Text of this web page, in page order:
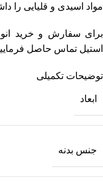
مواد اسیدی و قلیایی را
برای سفارش و خرید
استیل تماس حاصل
توضیحات تکمیلی
ابعاد
جنس بدنه